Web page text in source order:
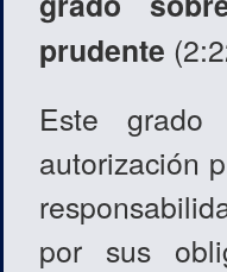
prudente
Este
autorización
por sus